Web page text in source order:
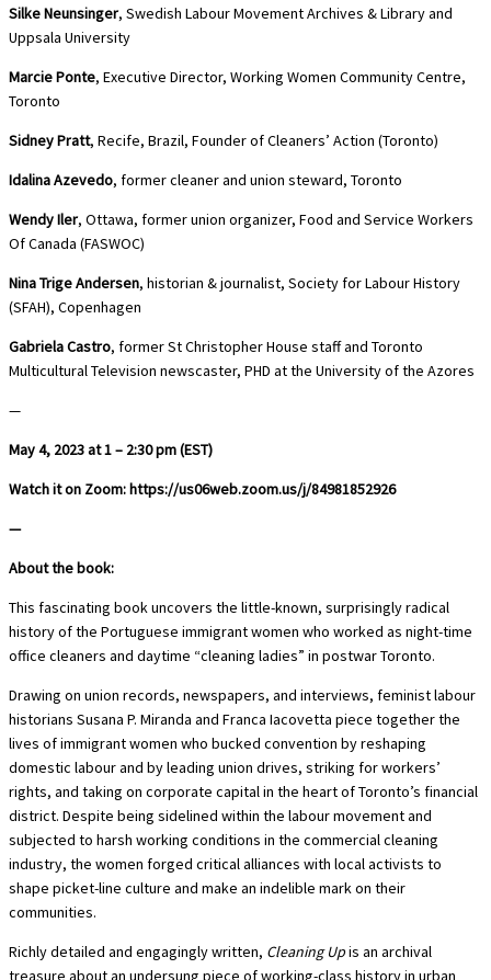
Silke Neunsinger, Swedish Labour Movement Archives & Library and
Uppsala University
Marcie Ponte, Executive Director, Working Women Community Centre,
Toronto
Sidney Pratt, Recife, Brazil, Founder of Cleaners’ Action (Toronto)
Idalina Azevedo, former cleaner and union steward, Toronto
Wendy Iler, Ottawa, former union organizer, Food and Service Workers
Of Canada (FASWOC)
Nina Trige Andersen, historian & journalist, Society for Labour History
(SFAH), Copenhagen
Gabriela Castro, former St Christopher House staff and Toronto
Multicultural Television newscaster, PHD at the University of the Azores
—
May 4, 2023 at 1 – 2:30 pm (EST)
Watch it on Zoom: https://us06web.zoom.us/j/84981852926
—
About the book:
This fascinating book uncovers the little-known, surprisingly radical
history of the Portuguese immigrant women who worked as night-time
office cleaners and daytime “cleaning ladies” in postwar Toronto.
Drawing on union records, newspapers, and interviews, feminist labour
historians Susana P. Miranda and Franca Iacovetta piece together the
lives of immigrant women who bucked convention by reshaping
domestic labour and by leading union drives, striking for workers’
rights, and taking on corporate capital in the heart of Toronto’s financial
district. Despite being sidelined within the labour movement and
subjected to harsh working conditions in the commercial cleaning
industry, the women forged critical alliances with local activists to
shape picket-line culture and make an indelible mark on their
communities.
Richly detailed and engagingly written, Cleaning Upis an archival
treasure about an undersung piece of working-class history in urban